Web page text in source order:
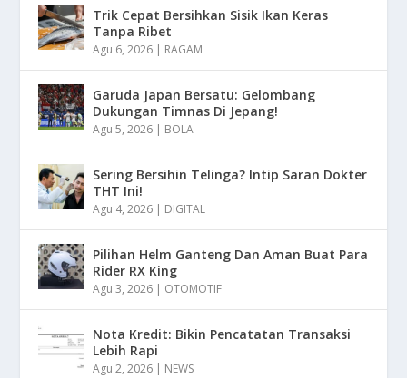
Trik Cepat Bersihkan Sisik Ikan Keras
Tanpa Ribet
Agu 6, 2026 | RAGAM
Garuda Japan Bersatu: Gelombang
Dukungan Timnas Di Jepang!
Agu 5, 2026 | BOLA
Sering Bersihin Telinga? Intip Saran Dokter
THT Ini!
Agu 4, 2026 | DIGITAL
Pilihan Helm Ganteng Dan Aman Buat Para
Rider RX King
Agu 3, 2026 | OTOMOTIF
Nota Kredit: Bikin Pencatatan Transaksi
Lebih Rapi
Agu 2, 2026 | NEWS